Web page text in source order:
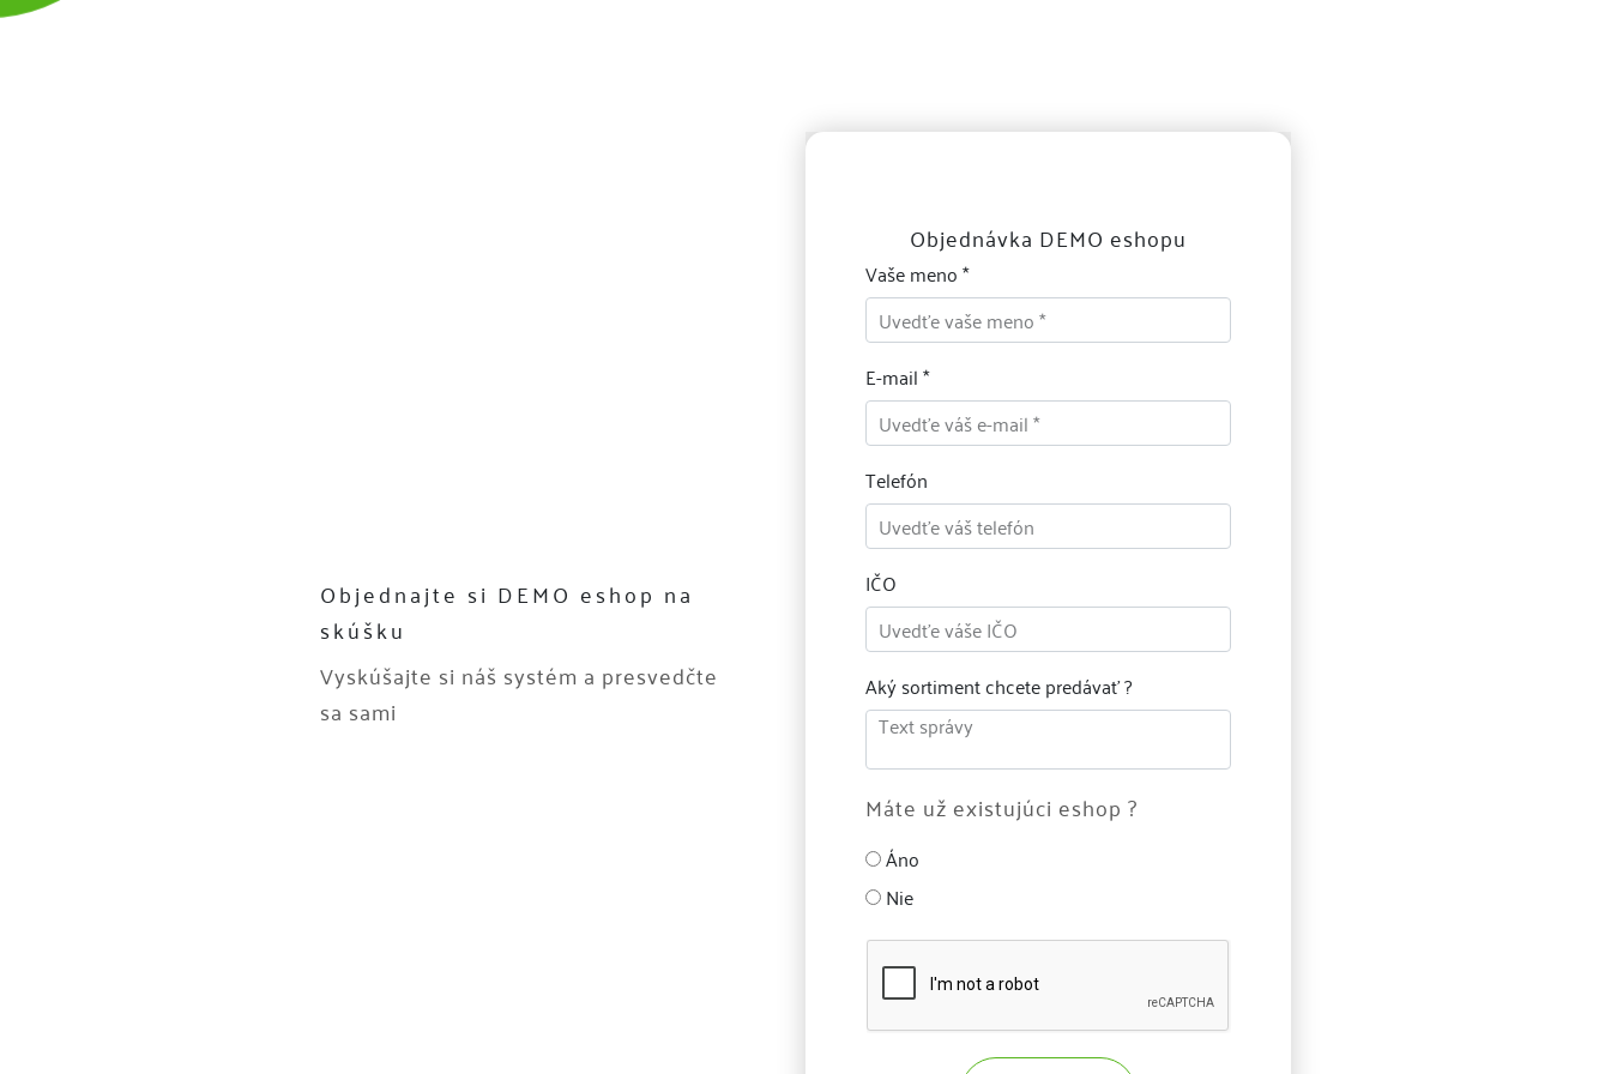
Objednajte si DEMO eshop na
skúšku
Vyskúšajte si náš systém a presvedčte
sa sami
Objednávka DEMO eshopu
Vaše meno *
E-mail *
Telefón
IČO
Aký sortiment chcete predávať ?
Máte už existujúci eshop ?
Áno
Nie